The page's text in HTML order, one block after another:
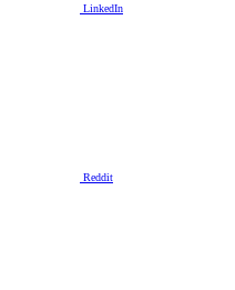
LinkedIn
Reddit